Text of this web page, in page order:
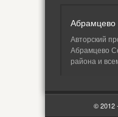
Абрамцево
Авторский
Абрамцево
района и
© 2012